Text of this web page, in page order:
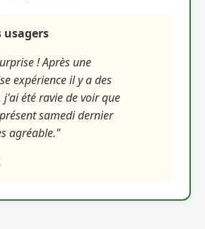
usagers
! Après une
expérience il y a des
j'ai été ravie de voir que
samedi dernier
agréable."